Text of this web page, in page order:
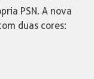
PSN. A nova
duas cores: